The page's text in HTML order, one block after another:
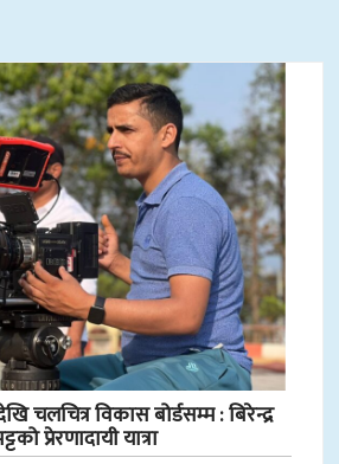
चलचित्र विकास बोर्डसम्म : बिरेन्द्र
प्रेरणादायी यात्रा